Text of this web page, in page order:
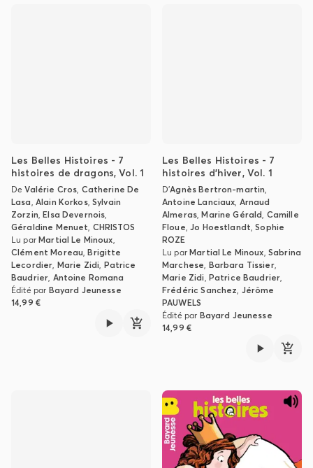
Les Belles Histoires - 7
histoires de dragons, Vol. 1
DeValérie Cros, Catherine De
Lasa, Alain Korkos,Sylvain
Zorzin,Elsa Devernois,
Géraldine Menuet, CHRISTOS
Lu parMartial Le Minoux,
Clément Moreau,Brigitte
Lecordier, Marie Zidi, Patrice
Baudrier, Antoine Romana
Édité par Bayard Jeunesse
14,99 €
Les Belles Histoires - 7
histoires d'hiver, Vol. 1
D'Agnès Bertron-martin,
Antoine Lanciaux, Arnaud
Almeras,Marine Gérald, Camille
Floue,Jo Hoestlandt,Sophie
ROZE
Lu parMartial Le Minoux, Sabrina
Marchese, Barbara Tissier,
Marie Zidi, Patrice Baudrier,
Frédéric Sanchez, Jérôme
PAUWELS
Édité par Bayard Jeunesse
14,99 €